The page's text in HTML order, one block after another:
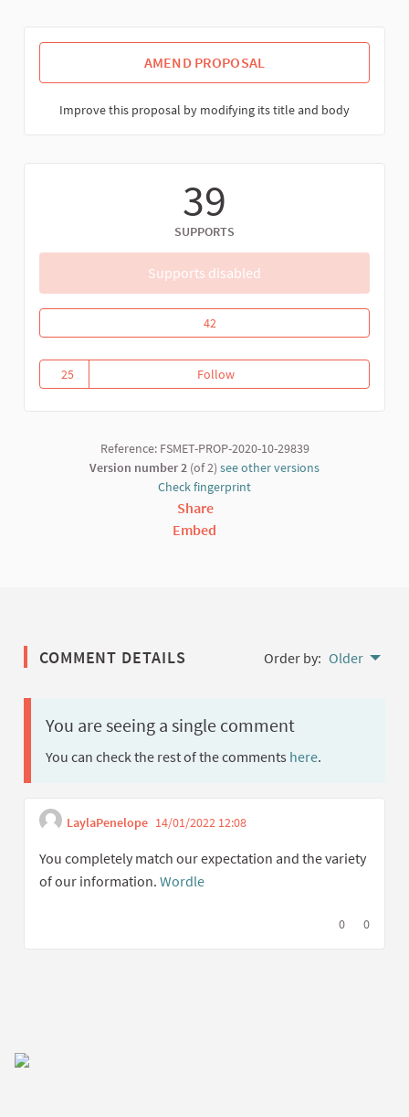
AMEND PROPOSAL
Improve this proposal by modifying its title and body
39
SUPPORTS
Supports disabled
Riposte communautaire contre la
42
25
25 followers
FollowRiposte communautaire contre
Reference: FSMET-PROP-2020-10-29839
Version number 2 (of 2) see other versions
Check fingerprint
Share
Embed
COMMENT DETAILS Order by: Older
You are seeing a single comment
You can check the rest of the comments here.
LaylaPenelope 14/01/2022 12:08
You completely match our expectation and the variety
of our information. Wordle
I agree with
0 I0